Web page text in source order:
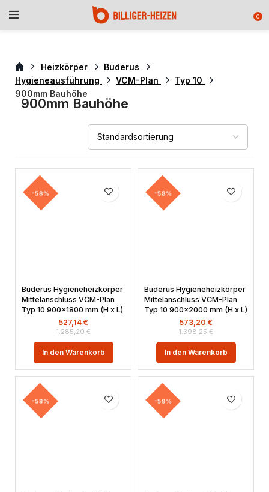
0
Heizkörper
Buderus
Hygieneausführung
VCM-Plan
Typ 10
900mm Bauhöhe
900mm Bauhöhe
-58%
Buderus Hygieneheizkörper
Mittelanschluss VCM-Plan
Typ 10 900×1800 mm (H x L)
1.285,20€
527,14 €
In den Warenkorb
-58%
Buderus Hygieneheizkörper
Mittelanschluss VCM-Plan
Typ 10 900×2000 mm (H x L)
1.398,25€
573,20 €
In den Warenkorb
-58% -58%